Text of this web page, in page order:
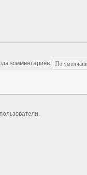
комментариев: